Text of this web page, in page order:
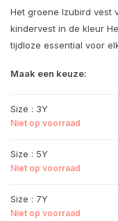
Het groene Izubird vest
kindervest in de kleur
tijdloze essential voor
Maak een keuze:
Size : 3Y
Niet op voorraad
Size : 5Y
Niet op voorraad
Size : 7Y
Niet op voorraad